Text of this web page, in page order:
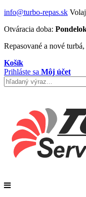
info@turbo-repas.sk
Otváracia doba:
Repasované a nové
Košík
Prihláste sa Môj účet